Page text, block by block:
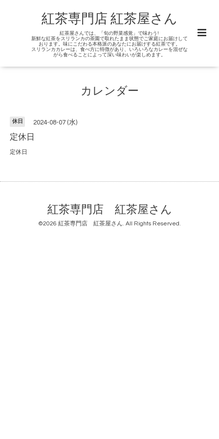
紅茶専門店 紅茶屋さん
紅茶屋さんでは、「旬の野菜感覚」で味わう!
新鮮な紅茶をスリランカの茶園で取れたまま状態でご家庭にお届けして
おります。味にこだわる本格派のあなたにお届けする紅茶です。
スリランカカレーは、食べ方に特徴があり、いろいろなカレーを混ぜな
がら食べることによって深い味わいが楽しめます。
カレンダー
休日 2024-08-07 (水)
定休日
定休日
紅茶専門店 紅茶屋さん
©2026 紅茶専門店 紅茶屋さん. All Rights Reserved.